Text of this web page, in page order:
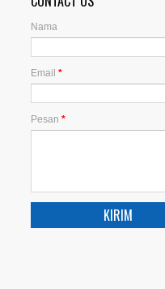
Nama
Email *
Pesan *